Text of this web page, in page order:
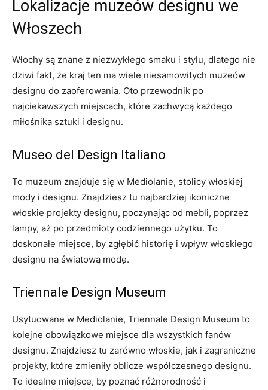
Lokalizacje ⁤muzeów designu ‌we
Włoszech
Włochy‌ są znane z ⁣niezwykłego smaku ​i ‍stylu, ​dlatego nie
‍dziwi fakt, ⁤że kraj ten ma wiele niesamowitych ‍muzeów
designu‌ do⁣ zaoferowania. Oto przewodnik‌ po
najciekawszych miejscach, ⁤które ​zachwycą ⁢każdego
miłośnika sztuki i designu.
Museo ‌del Design Italiano
To muzeum znajduje się w Mediolanie, ⁢stolicy włoskiej
mody‌ i designu. Znajdziesz tu najbardziej⁤ ikoniczne
włoskie projekty‌ designu, poczynając od⁢ mebli, poprzez⁢
lampy, aż po przedmioty codziennego użytku. To
doskonałe miejsce,‌ by zgłębić historię⁣ i wpływ ‌włoskiego
designu na⁣ światową ⁤modę.
Triennale Design Museum
Usytuowane w⁢ Mediolanie, Triennale ‍Design⁤ Museum⁤ to
kolejne obowiązkowe miejsce dla wszystkich fanów
designu. Znajdziesz ⁢tu​ zarówno włoskie, ‍jak i zagraniczne
projekty, ​które zmieniły oblicze współczesnego designu.
To idealne miejsce, by poznać​ różnorodność ⁤i​